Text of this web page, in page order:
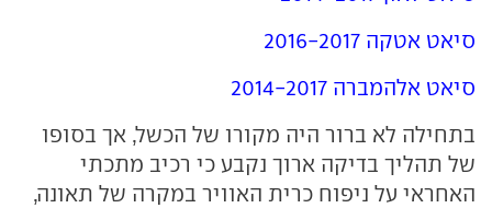
סיאט אטקה 2016-2017
סיאט אלהמברה 2014-2017
בתחילה לא ברור היה מקורו של הכשל, אך בסופו
של תהליך בדיקה ארוך נקבע כי רכיב מתכתי
האחראי על ניפוח כרית האוויר במקרה של תאונה,